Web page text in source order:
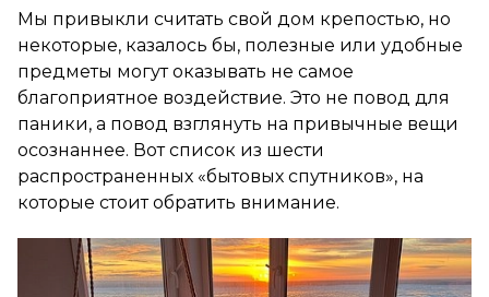
Мы привыкли считать свой дом крепостью, но
некоторые, казалось бы, полезные или удобные
предметы могут оказывать не самое
благоприятное воздействие. Это не повод для
паники, а повод взглянуть на привычные вещи
осознаннее. Вот список из шести
распространенных «бытовых спутников», на
которые стоит обратить внимание.